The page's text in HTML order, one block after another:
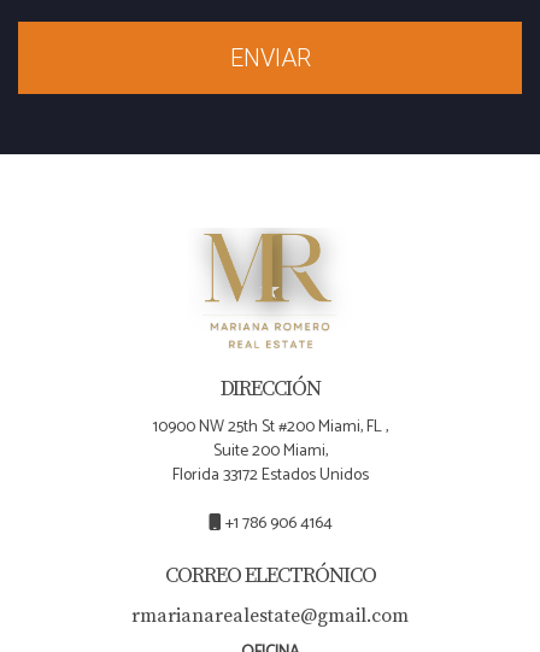
ENVIAR
DIRECCIÓN
10900 NW 25th St #200 Miami, FL ,
Suite 200 Miami,
Florida 33172 Estados Unidos
+1 786 906 4164
CORREO ELECTRÓNICO
rmarianarealestate@gmail.com